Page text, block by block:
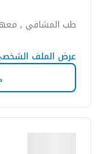
طب المشافي ,
عرض الملف